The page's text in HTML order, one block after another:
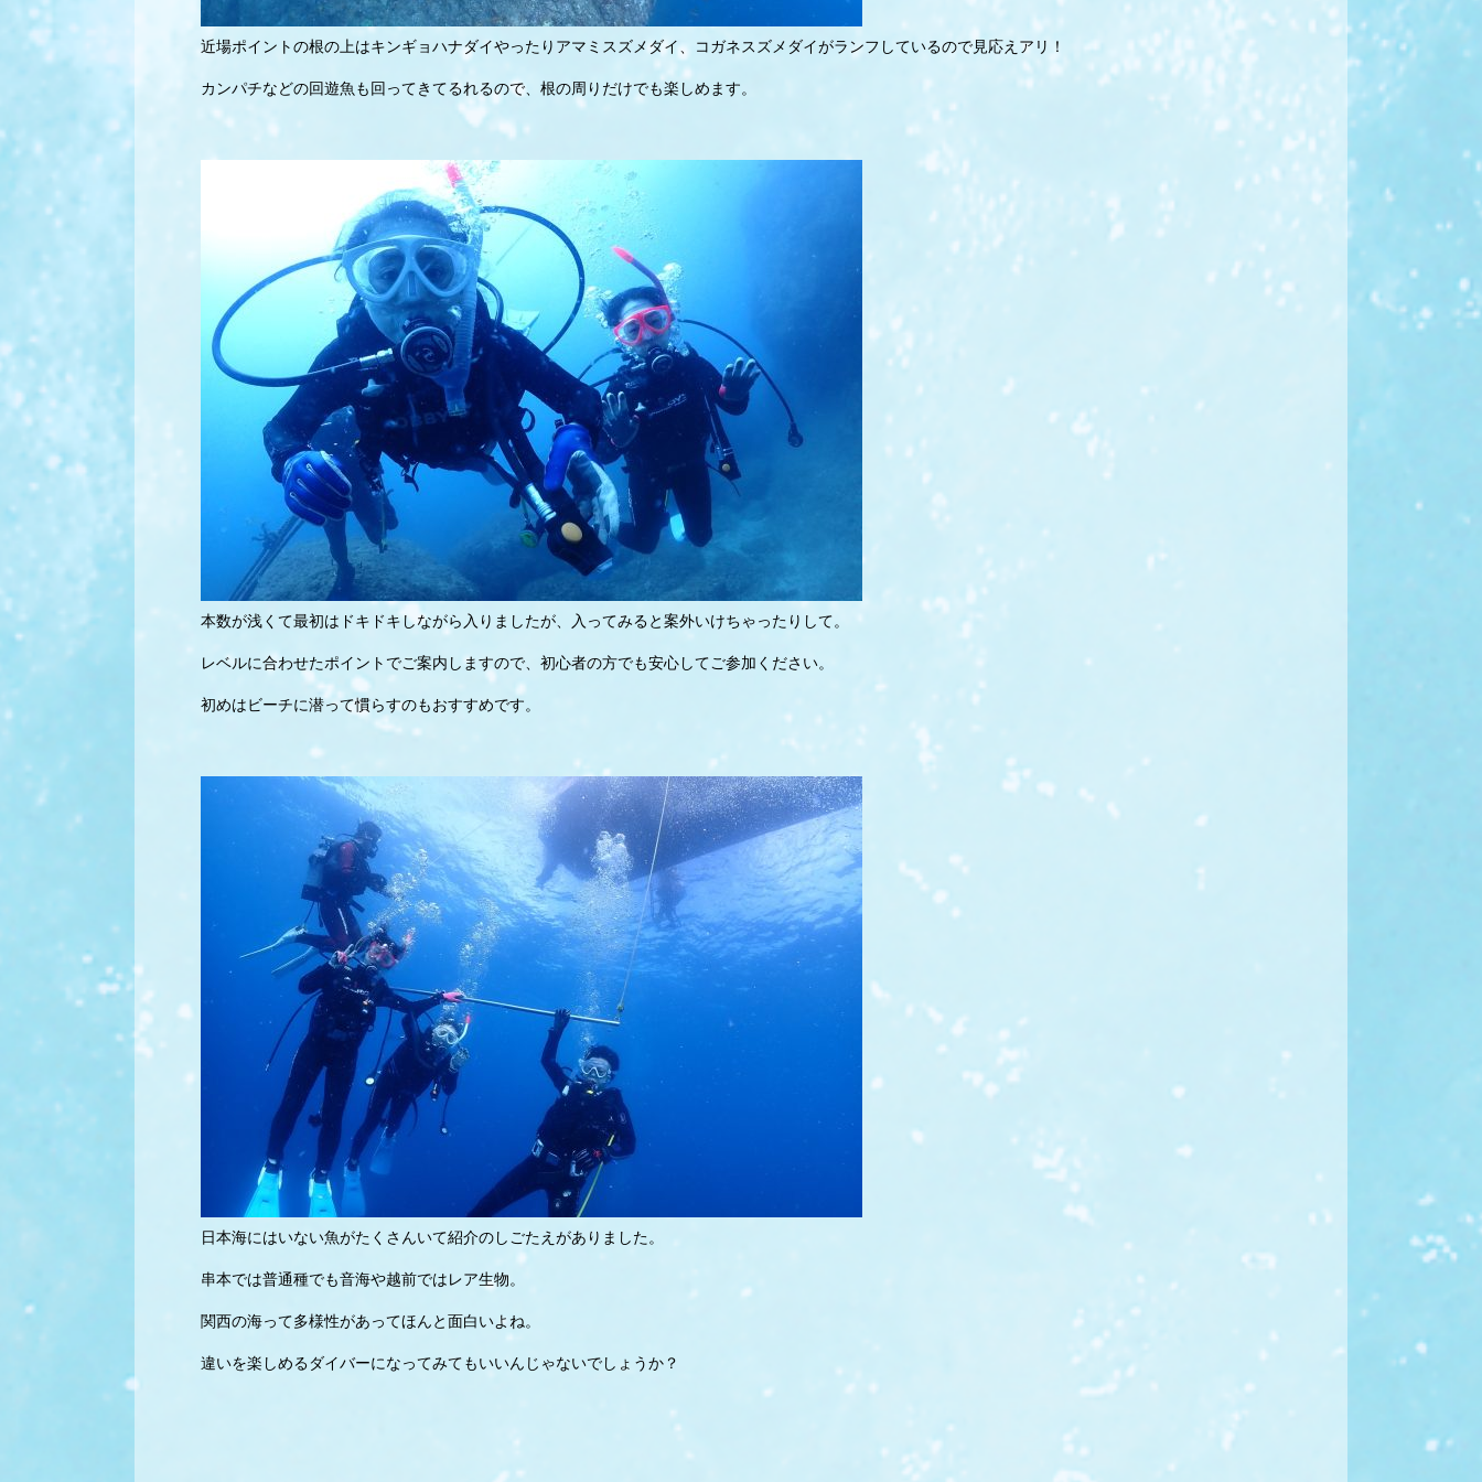
近場ポイントの根の上はキンギョハナダイやったりアマミスズメダイ、コガネスズメダイがランフしているので見応えアリ！
カンパチなどの回遊魚も回ってきてるれるので、根の周りだけでも楽しめます。
本数が浅くて最初はドキドキしながら入りましたが、入ってみると案外いけちゃったりして。
レベルに合わせたポイントでご案内しますので、初心者の方でも安心してご参加ください。
初めはビーチに潜って慣らすのもおすすめです。
日本海にはいない魚がたくさんいて紹介のしごたえがありました。
串本では普通種でも音海や越前ではレア生物。
関西の海って多様性があってほんと面白いよね。
違いを楽しめるダイバーになってみてもいいんじゃないでしょうか？